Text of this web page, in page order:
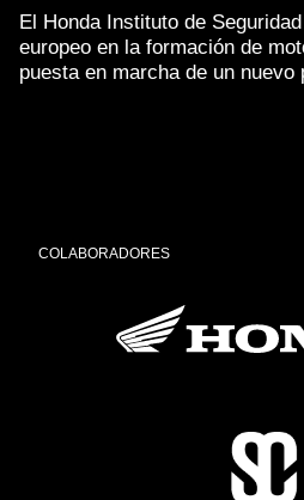
El Honda Instituto de
europeo en la formación de
puesta en marcha de un
COLABORADORES